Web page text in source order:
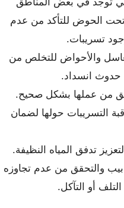
توجد في بعض المناطق
الحوض للتأكد من عدم
تسريبات.
والأحواض للتخلص من
حدوث انسداد.
من عملها بشكل صحيح.
التسريبات حولها لضمان
تدفق المياه النظيفة.
والتحقق من عدم تجاوزه
أو التآكل.